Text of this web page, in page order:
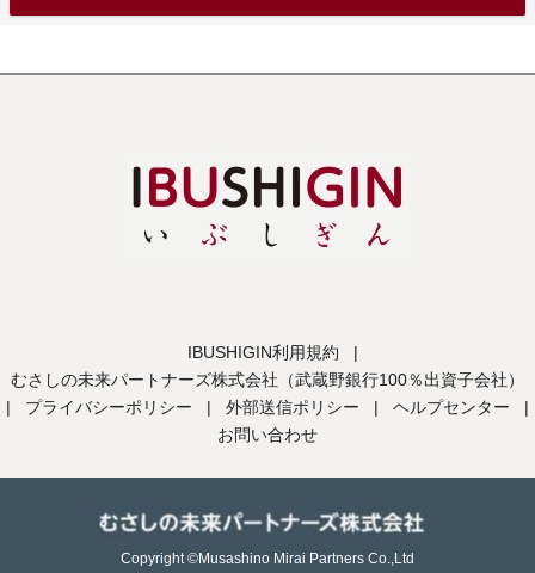
IBUSHIGIN利用規約
|
むさしの未来パートナーズ株式会社（武蔵野銀行100％出資子会社）
|
プライバシーポリシー | 外部送信ポリシー | ヘルプセンター
|
お問い合わせ
Copyright ©Musashino Mirai Partners Co.,Ltd